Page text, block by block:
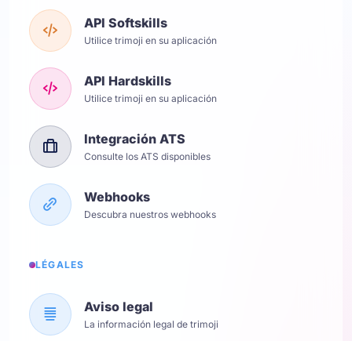
API Softskills
Utilice trimoji en su aplicación
API Hardskills
Utilice trimoji en su aplicación
Integración ATS
Consulte los ATS disponibles
Webhooks
Descubra nuestros webhooks
LÉGALES
Aviso legal
La información legal de trimoji